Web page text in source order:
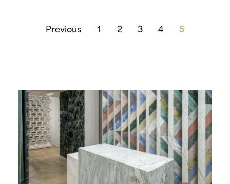
Previous 1 2 3 4 5